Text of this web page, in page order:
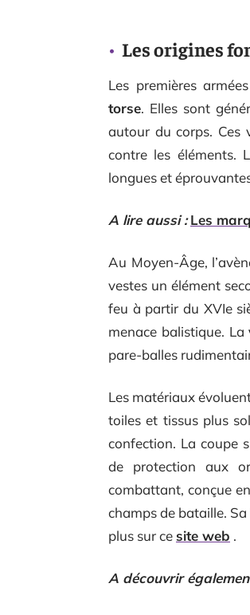
Les origines
Les premières
torse. Elles sont
autour du corps. Ces
contre les éléments.
longues et
A lire aussi : Les
Au Moyen-Âge,
vestes un élément
feu à partir du XVIe
menace balistique. La
pare-balles
Les matériaux
toiles et tissus plus
confection. La coupe
de protection aux
combattant, conçue
champs de bataille.
plus sur cesite web .
A découvrir